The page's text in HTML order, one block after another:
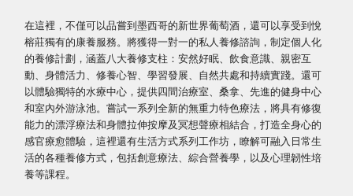
在這裡，不僅可以品嘗到墨西哥的新世界葡萄酒，還可以享受到悅
榕莊獨有的康養服務。將獲得一對一的私人養修諮詢，制定個人化
的養修計劃，涵蓋八大養修支柱：安然好眠、飲食意識、親密互
動、身體活力、修養心智、學習發展、自然共處和持續實踐。還可
以體驗獨特的水療中心，提供四間治療室、桑拿、先進的健身中心
和室內外游泳池。嘗試一系列全新的無重力特色療法，將具有修復
能力的漂浮療法和身體拉伸按摩及冥想聲療相結合，打造全身心的
感官療愈體驗，這裡還有生活方式系列工作坊，瞭解可融入日常生
活的各種養修方式，包括創意療法、綜合營養學，以及心理韌性培
養等課程。